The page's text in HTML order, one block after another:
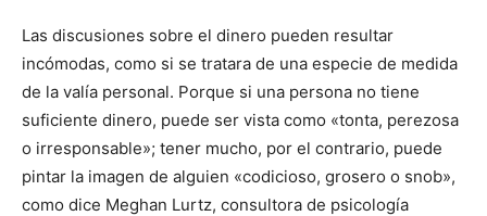
Las discusiones sobre el dinero pueden resultar
incómodas, como si se tratara de una especie de medida
de la valía personal. Porque si una persona no tiene
suficiente dinero, puede ser vista como «tonta, perezosa
o irresponsable»; tener mucho, por el contrario, puede
pintar la imagen de alguien «codicioso, grosero o snob»,
como dice Meghan Lurtz, consultora de psicología